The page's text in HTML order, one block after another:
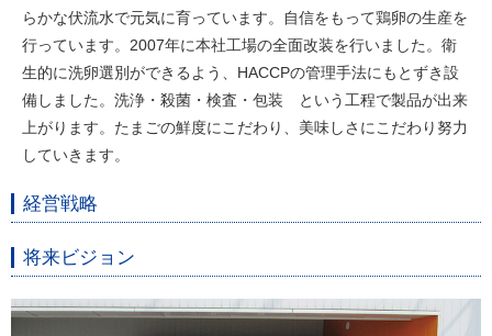
らかな伏流水で元気に育っています。自信をもって鶏卵の生産を
行っています。2007年に本社工場の全面改装を行いました。衛
生的に洗卵選別ができるよう、HACCPの管理手法にもとずき設
備しました。洗浄・殺菌・検査・包装 という工程で製品が出来
上がります。たまごの鮮度にこだわり、美味しさにこだわり努力
していきます。
経営戦略
将来ビジョン